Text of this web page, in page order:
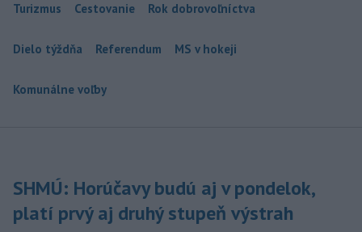
Turizmus Cestovanie Rok dobrovoľníctva
Dielo týždňa Referendum MS v hokeji
Komunálne voľby
SHMÚ: Horúčavy budú aj v pondelok,
platí prvý aj druhý stupeň výstrah